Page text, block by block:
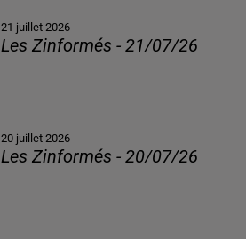
21 juillet 2026
Les Zinformés - 21/07/26
20 juillet 2026
Les Zinformés - 20/07/26